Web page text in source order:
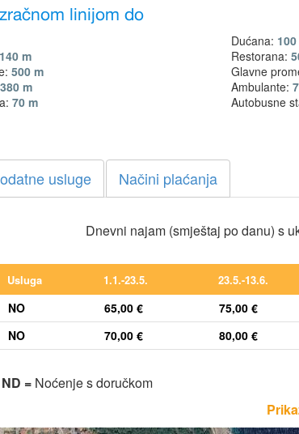
linijom do
140 m
500 m
380 m
70 m
Dućana:
Restorana:
Glavne
Ambulante:
Autobusne
usluge Načini plaćanja
Dnevni najam (smještaj po danu) s
Usluga 1.1.-23.5. 23.5.-13.6.
NO 65,00 € 75,00 €
NO 70,00 € 80,00 €
ND = Noćenje s doručkom